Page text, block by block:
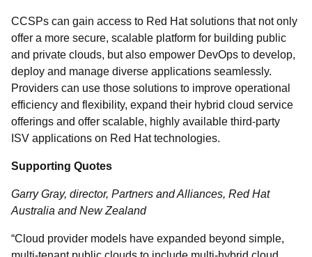
CCSPs can gain access to Red Hat solutions that not only
offer a more secure, scalable platform for building public
and private clouds, but also empower DevOps to develop,
deploy and manage diverse applications seamlessly.
Providers can use those solutions to improve operational
efficiency and flexibility, expand their hybrid cloud service
offerings and offer scalable, highly available third-party
ISV applications on Red Hat technologies.
Supporting Quotes
Garry Gray, director, Partners and Alliances, Red Hat
Australia and New Zealand
“Cloud provider models have expanded beyond simple,